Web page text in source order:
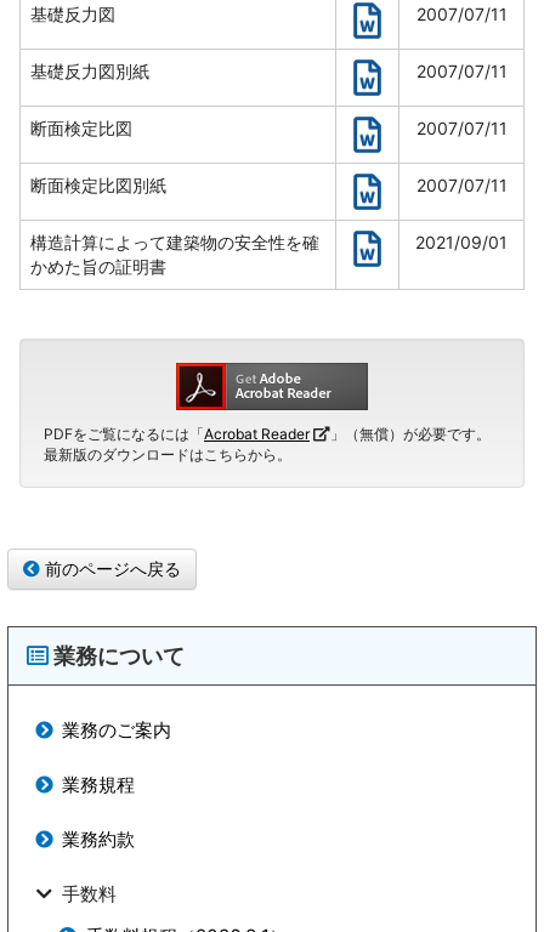
基礎反力図 2007/07/11
基礎反力図別紙 2007/07/11
断面検定比図 2007/07/11
断面検定比図別紙 2007/07/11
構造計算によって建築物の安全性を確
かめた旨の証明書
2021/09/01
PDFをご覧になるには「Acrobat Reader
」（無償）が必要です。
最新版のダウンロードはこちらから。
前のページへ戻る
業務について
業務のご案内
業務規程
業務約款
手数料